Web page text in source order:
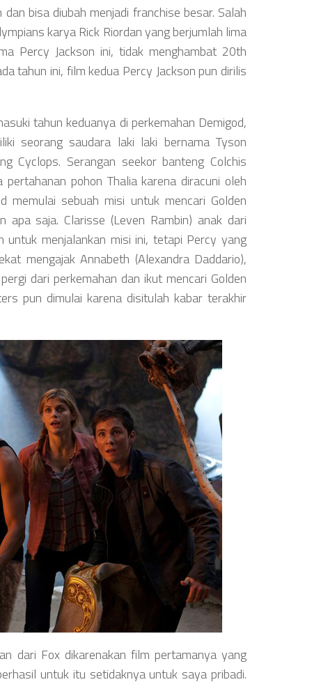
bisa diubah menjadi franchise besar. Salah
karya Rick Riordan yang berjumlah lima
Percy Jackson ini, tidak menghambat 20th
tahun ini, film kedua Percy Jackson pun dirilis
tahun keduanya di perkemahan Demigod,
seorang saudara laki laki bernama Tyson
Cyclops. Serangan seekor banteng Colchis
pohon Thalia karena diracuni oleh
memulai sebuah misi untuk mencari Golden
apa saja. Clarisse (Leven Rambin) anak dari
menjalankan misi ini, tetapi Percy yang
mengajak Annabeth (Alexandra Daddario),
dari perkemahan dan ikut mencari Golden
pun dimulai karena disitulah kabar terakhir
dari Fox dikarenakan film pertamanya yang
untuk itu setidaknya untuk saya pribadi.